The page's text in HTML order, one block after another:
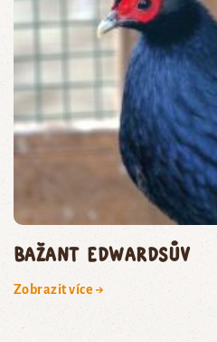
BAŽANT EDWARDSŮV
Zobrazit více →